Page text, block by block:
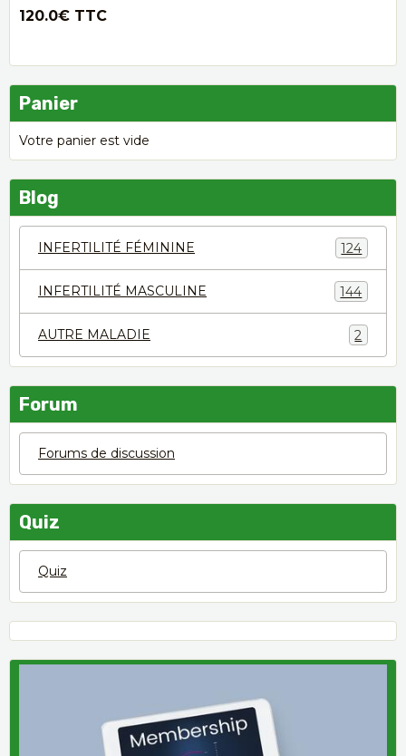
120.0€ TTC
Panier
Votre panier est vide
Blog
INFERTILITÉ FÉMININE 124
INFERTILITÉ MASCULINE 144
AUTRE MALADIE 2
Forum
Forums de discussion
Quiz
Quiz